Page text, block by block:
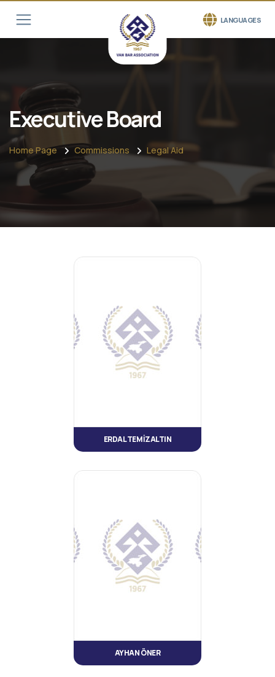
LANGUAGES
Executive Board
Home Page Commissions Legal Aid
ERDAL TEMİZALTIN
AYHAN ÖNER